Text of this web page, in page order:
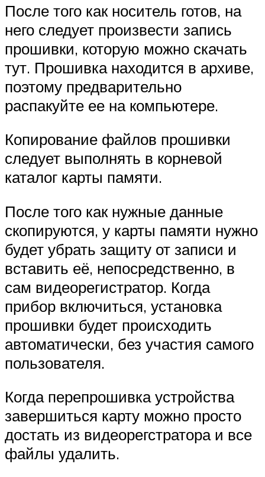
После того как носитель готов, на
него следует произвести запись
прошивки, которую можно скачать
тут. Прошивка находится в архиве,
поэтому предварительно
распакуйте ее на компьютере.
Копирование файлов прошивки
следует выполнять в корневой
каталог карты памяти.
После того как нужные данные
скопируются, у карты памяти нужно
будет убрать защиту от записи и
вставить её, непосредственно, в
сам видеорегистратор. Когда
прибор включиться, установка
прошивки будет происходить
автоматически, без участия самого
пользователя.
Когда перепрошивка устройства
завершиться карту можно просто
достать из видеорегстратора и все
файлы удалить.